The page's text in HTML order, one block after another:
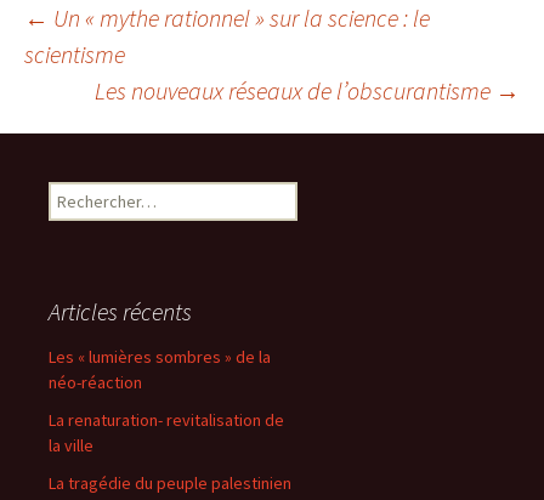
Navigation
articles
← Un « mythe rationnel » sur la science : le
scientisme
Les nouveaux réseaux de l’obscurantisme →
Rechercher :
Articles récents
Les « lumières sombres » de la
néo-réaction
La renaturation- revitalisation de
la ville
La tragédie du peuple palestinien